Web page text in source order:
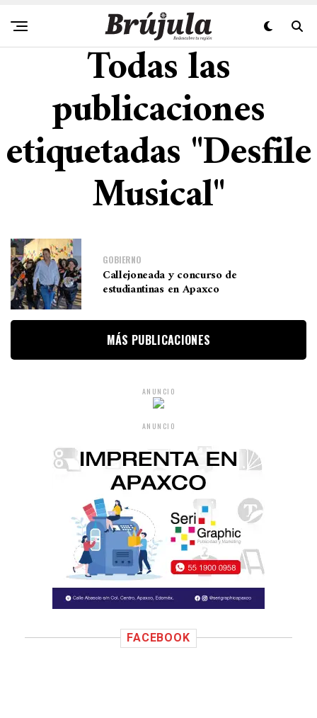
Todas las
publicaciones
etiquetadas "Desfile
Musical"
GOBIERNO
Callejoneada y concurso de
estudiantinas en Apaxco
MÁS PUBLICACIONES
ANUNCIO
ANUNCIO
FACEBOOK